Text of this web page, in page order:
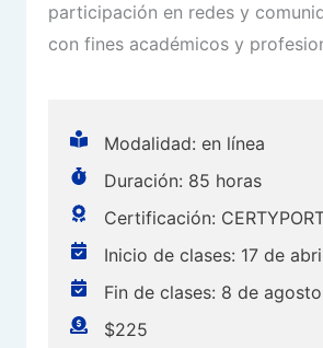
participación en redes y
con fines académicos y
Modalidad: en línea
Duración: 85 horas
Certificación:
Inicio de clases: 17 de
Fin de clases: 8 de
$225